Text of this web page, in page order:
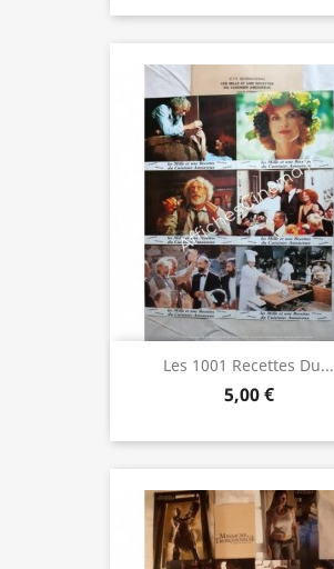
Les 1001 Recettes Du...
5,00 €